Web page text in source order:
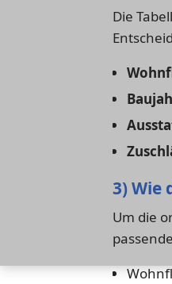
Die
3) Wie
Um die